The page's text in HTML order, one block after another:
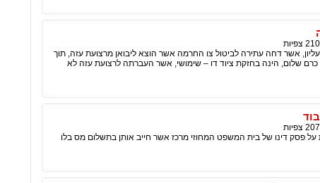
צפיות
אשר דחה עתירה לביטול צו החרמה אשר הוצא ליבואן מרצועת עזה, תוך
שלום, הינה בחזקת ציוד דו – שימושי, אשר העברתה לרצועת עזה לא
צפיות
פסק דינו של בית המשפט המחוזי מרכז אשר חייב אותן בתשלום מס בלו